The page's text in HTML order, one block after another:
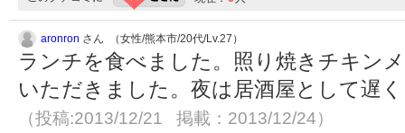
aronron さん （女性/熊本市/20代/Lv.27）
ランチを食べました。照り焼きチキン
いただきました。夜は居酒屋として遅
（投稿:2013/12/21 掲載：2013/12/24）